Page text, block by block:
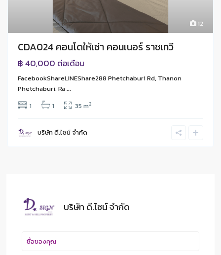
12
CDA024 คอนโดให้เช่า คอนเนอร์ ราชเทวี
฿ 40,000 ต่อเดือน
FacebookShareLINEShare288 Phetchaburi Rd, Thanon
Phetchaburi, Ra ...
1
1 35 m2
บริษัท ดี.ไซน์ จํากัด
บริษัท ดี.ไซน์ จํากัด